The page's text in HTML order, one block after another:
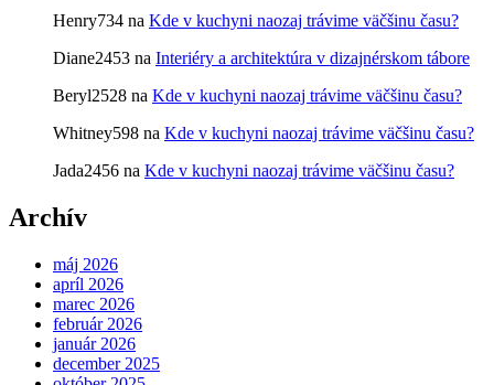
Henry734 na Kde v kuchyni naozaj trávime väčšinu času?
Diane2453 na Interiéry a architektúra v dizajnérskom tábore
Beryl2528 na Kde v kuchyni naozaj trávime väčšinu času?
Whitney598 na Kde v kuchyni naozaj trávime väčšinu času?
Jada2456 na Kde v kuchyni naozaj trávime väčšinu času?
Archív
máj 2026
apríl 2026
marec 2026
február 2026
január 2026
december 2025